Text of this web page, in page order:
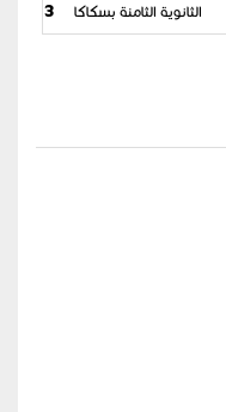
الثانوية الثامنة بسكاكا / 22-08-1444